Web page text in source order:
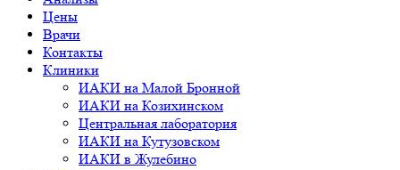
Цены
Врачи
Контакты
Клиники
ИАКИ на Малой Бронной
ИАКИ на Козихинском
Центральная лаборатория
ИАКИ на Кутузовском
ИАКИ в Жулебино